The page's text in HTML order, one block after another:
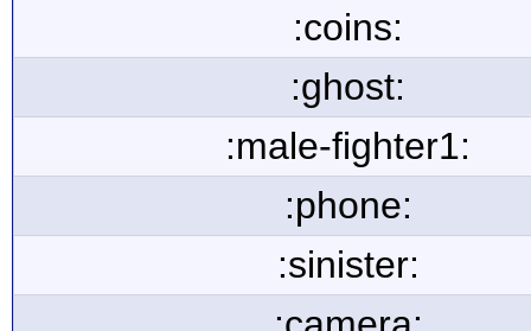
:coins:
:ghost:
:male-fighter1:
:phone:
:sinister: